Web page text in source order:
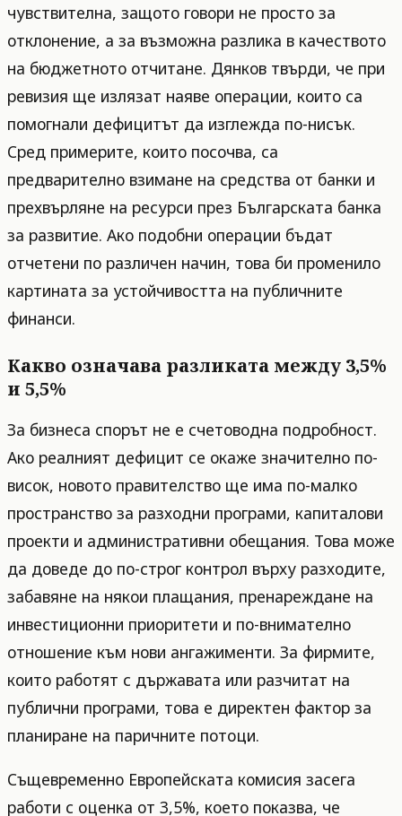
чувствителна, защото говори не просто за
отклонение, а за възможна разлика в качеството
на бюджетното отчитане. Дянков твърди, че при
ревизия ще излязат наяве операции, които са
помогнали дефицитът да изглежда по-нисък.
Сред примерите, които посочва, са
предварително взимане на средства от банки и
прехвърляне на ресурси през Българската банка
за развитие. Ако подобни операции бъдат
отчетени по различен начин, това би променило
картината за устойчивостта на публичните
финанси.
Какво означава разликата между 3,5%
и 5,5%
За бизнеса спорът не е счетоводна подробност.
Ако реалният дефицит се окаже значително по-
висок, новото правителство ще има по-малко
пространство за разходни програми, капиталови
проекти и административни обещания. Това може
да доведе до по-строг контрол върху разходите,
забавяне на някои плащания, пренареждане на
инвестиционни приоритети и по-внимателно
отношение към нови ангажименти. За фирмите,
които работят с държавата или разчитат на
публични програми, това е директен фактор за
планиране на паричните потоци.
Същевременно Европейската комисия засега
работи с оценка от 3,5%, което показва, че